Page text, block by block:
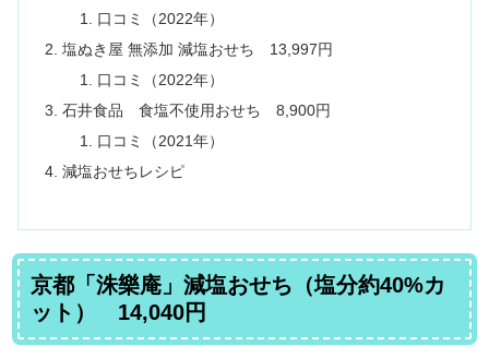
口コミ（2022年）
塩ぬき屋 無添加 減塩おせち 13,997円
口コミ（2022年）
石井食品 食塩不使用おせち 8,900円
口コミ（2021年）
減塩おせちレシピ
京都「洙樂庵」減塩おせち（塩分約40%カ
ット） 14,040円